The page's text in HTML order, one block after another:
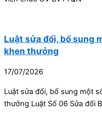
Luật sửa đổi, bổ sung
khen thưởng
17/07/2026
Luật sửa đổi, bổ sung một
thưởng Luật Số 06 Sửa đổi